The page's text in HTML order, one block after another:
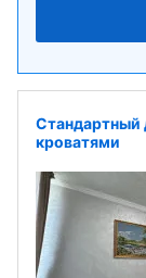
Стандартный
кроватями